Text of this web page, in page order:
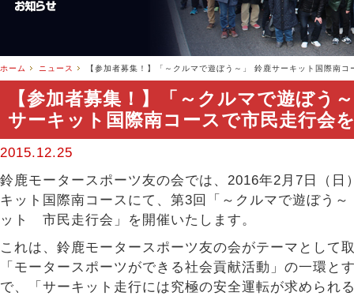
ホーム ニュース 【参加者募集！】「～クルマで遊ぼう～」 鈴鹿サーキット国際南
【参加者募集！】「～クルマで遊ぼう
サーキット国際南コースで市民走行会
2015.12.25
鈴鹿モータースポーツ友の会では、2016年2月7日（日
キット国際南コースにて、第3回「～クルマで遊ぼう
ット 市民走行会」を開催いたします。
これは、鈴鹿モータースポーツ友の会がテーマとして
「モータースポーツができる社会貢献活動」の一環と
で、「サーキット走行には究極の安全運転が求められ